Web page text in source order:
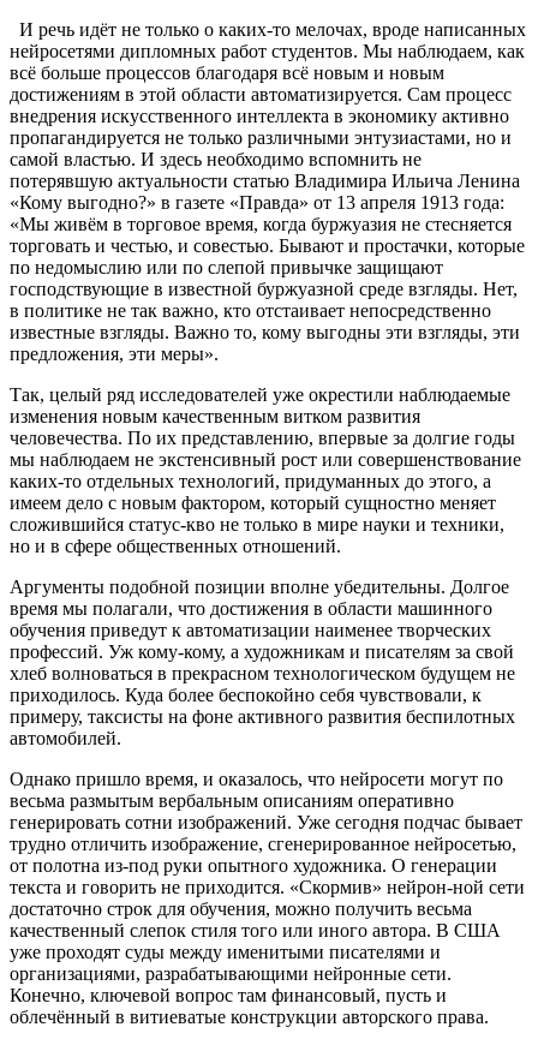
И речь идёт не только о каких-то мелочах, вроде написанных
нейросетями дипломных работ студентов. Мы наблюдаем, как
всё больше процессов благодаря всё новым и новым
достижениям в этой области автоматизируется. Сам процесс
внедрения искусственного интеллекта в экономику активно
пропагандируется не только различными энтузиастами, но и
самой властью. И здесь необходимо вспомнить не
потерявшую актуальности статью Владимира Ильича Ленина
«Кому выгодно?» в газете «Правда» от 13 апреля 1913 года:
«Мы живём в торговое время, когда буржуазия не стесняется
торговать и честью, и совестью. Бывают и простачки, которые
по недомыслию или по слепой привычке защищают
господствующие в известной буржуазной среде взгляды. Нет,
в политике не так важно, кто отстаивает непосредственно
известные взгляды. Важно то, кому выгодны эти взгляды, эти
предложения, эти меры».
Так, целый ряд исследователей уже окрестили наблюдаемые
изменения новым качественным витком развития
человечества. По их представлению, впервые за долгие годы
мы наблюдаем не экстенсивный рост или совершенствование
каких-то отдельных технологий, придуманных до этого, а
имеем дело с новым фактором, который сущностно меняет
сложившийся статус-кво не только в мире науки и техники,
но и в сфере общественных отношений.
Аргументы подобной позиции вполне убедительны. Долгое
время мы полагали, что достижения в области машинного
обучения приведут к автоматизации наименее творческих
профессий. Уж кому-кому, а художникам и писателям за свой
хлеб волноваться в прекрасном технологическом будущем не
приходилось. Куда более беспокойно себя чувствовали, к
примеру, таксисты на фоне активного развития беспилотных
автомобилей.
Однако пришло время, и оказалось, что нейросети могут по
весьма размытым вербальным описаниям оперативно
генерировать сотни изображений. Уже сегодня подчас бывает
трудно отличить изображение, сгенерированное нейросетью,
от полотна из-под руки опытного художника. О генерации
текста и говорить не приходится. «Скормив» нейрон-ной сети
достаточно строк для обучения, можно получить весьма
качественный слепок стиля того или иного автора. В США
уже проходят суды между именитыми писателями и
организациями, разрабатывающими нейронные сети.
Конечно, ключевой вопрос там финансовый, пусть и
облечённый в витиеватые конструкции авторского права.